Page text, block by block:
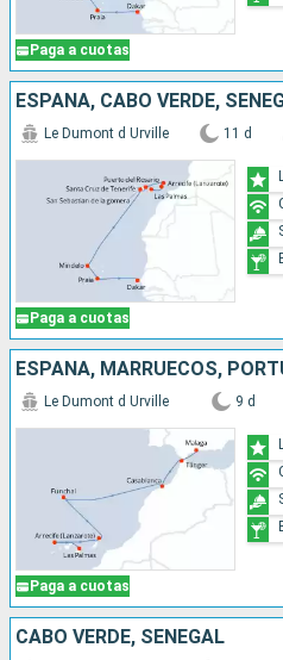
Paga a cuotas
ESPAÑA, CABO VERDE,
Paga a cuotas
Le Dumont d Urville 11 d
ESPAÑA, MARRUECOS,
Paga a cuotas
Le Dumont d Urville 9 d
CABO VERDE, SENEGAL